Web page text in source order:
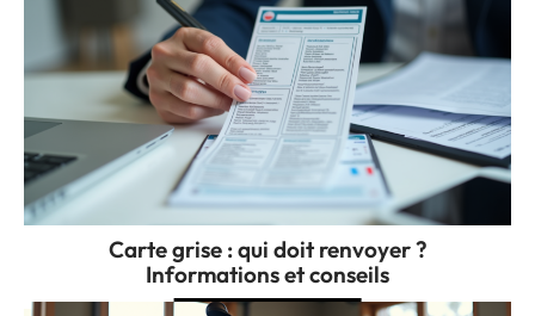
Carte grise : qui doit renvoyer ?
Informations et conseils